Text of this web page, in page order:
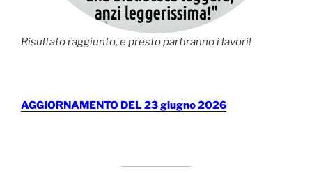
Risultato raggiunto, e presto partiranno i lavori!
AGGIORNAMENTO DEL 23 giugno 2026